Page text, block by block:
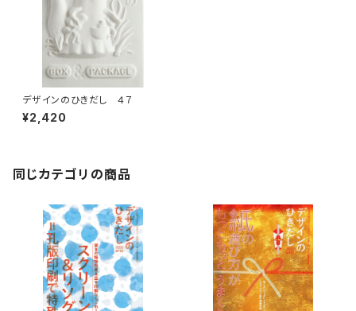
デザインのひきだし ４７
¥2,420
同じカテゴリの商品